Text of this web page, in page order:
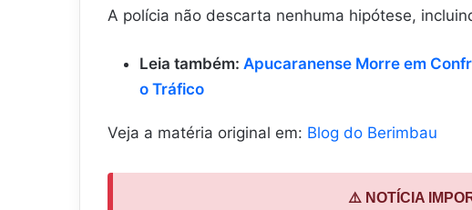
A polícia não descarta nenhuma hipótese,
Leia também: Apucaranense Morre em
o Tráfico
Veja a matéria original em: Blog do Berimbau
⚠️ NOTÍCIA